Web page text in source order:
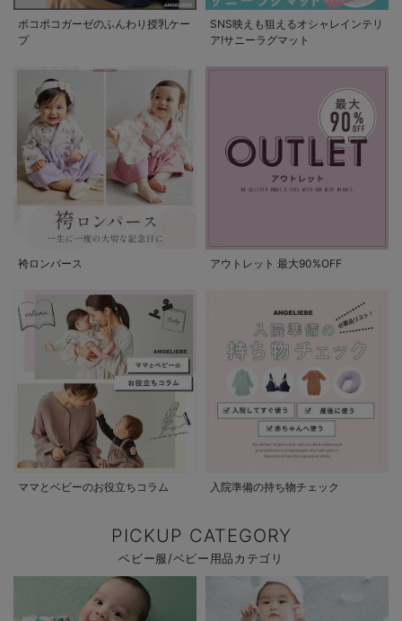
ポコポコガーゼのふんわり授乳ケー
プ
SNS映えも狙えるオシャレインテリ
ア!サニーラグマット
袴ロンパース アウトレット 最大90%OFF
ママとベビーのお役立ちコラム 入院準備の持ち物チェック
PICKUP CATEGORY
ベビー服/ベビー用品カテゴリ